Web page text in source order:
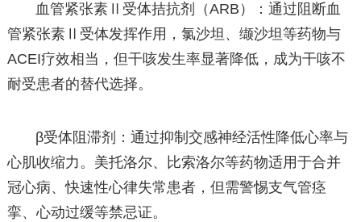
血管紧张素Ⅱ受体拮抗剂（ARB）：通过阻断血
管紧张素Ⅱ受体发挥作用，氯沙坦、缬沙坦等药物与
ACEI疗效相当，但干咳发生率显著降低，成为干咳不
耐受患者的替代选择。
β受体阻滞剂：通过抑制交感神经活性降低心率与
心肌收缩力。美托洛尔、比索洛尔等药物适用于合并
冠心病、快速性心律失常患者，但需警惕支气管痉
挛、心动过缓等禁忌证。